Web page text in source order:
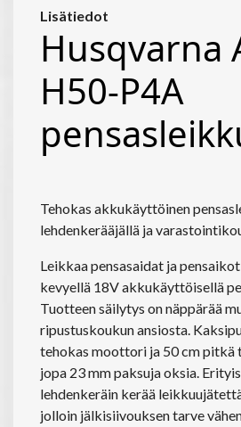
Lisätiedot
Husqvarna
H50-P4A
Tehokas akkukäyttöinen
lehdenkerääjällä ja
Leikkaa pensasaidat ja
kevyellä 18V akkukäyttöisellä
Tuotteen säilytys on näppärää
ripustuskoukun ansiosta.
tehokas moottori ja 50 cm pitkä
jopa 23 mm paksuja oksia.
lehdenkeräin kerää
jolloin jälkisiivouksen tarve